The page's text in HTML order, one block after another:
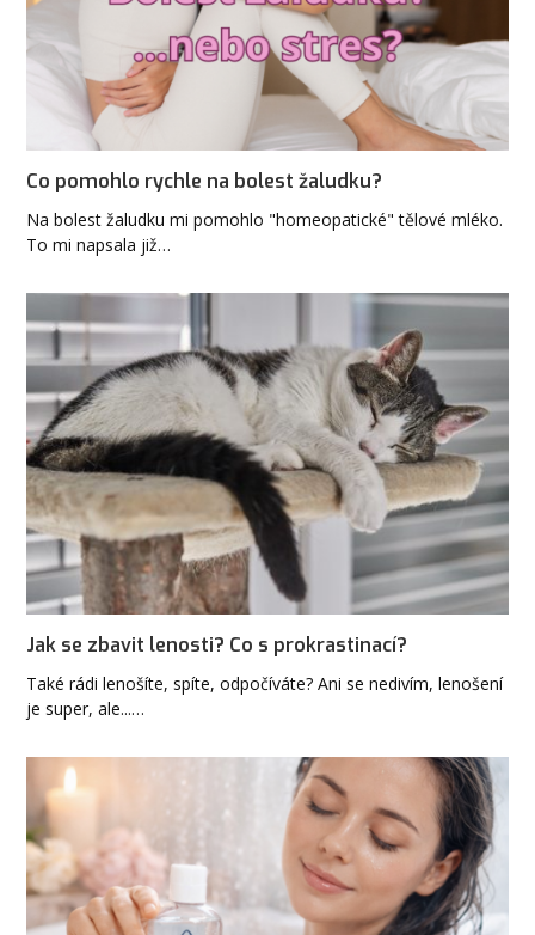
Co pomohlo rychle na bolest žaludku?
Na bolest žaludku mi pomohlo "homeopatické" tělové mléko.
To mi napsala již…
Jak se zbavit lenosti? Co s prokrastinací?
Také rádi lenošíte, spíte, odpočíváte? Ani se nedivím, lenošení
je super, ale...…